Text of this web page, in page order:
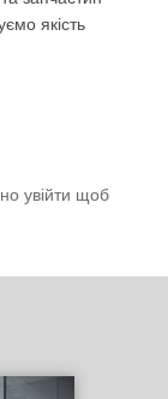
якість
увійти щоб